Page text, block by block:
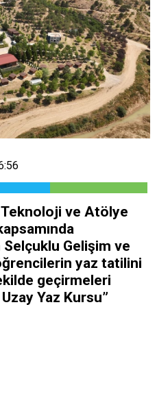
ve Atölye
Gelişim ve
yaz tatilini
geçirmeleri
Uzay Yaz Kursu”